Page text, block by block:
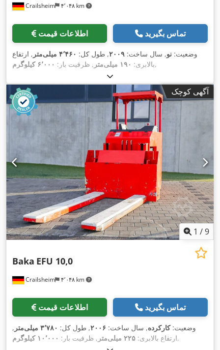
Crailsheim ۴٬۰۴۸ km
اطلاعات قیمت تماس بگیرید
وضعیت: نو, سال ساخت: ۲۰۰۹, طول کل: ۴٬۴۶۰ میلی‌متر
, ارتفاع
بالابری: ۱۹۰ میلی‌متر , ظرفیت بار: ۶٬۰۰۰ کیلوگرم ,
آگهی کوچک
1 /9
Crailsheim ۴٬۰۴۸ km
Baka EFU 10,0
اطلاعات قیمت تماس بگیرید
وضعیت:کارکرده, سال ساخت: ۲۰۰۶, طول کل: ۳٬۷۸۰ میلی‌متر
,
ارتفاع بالابری: ۲۲۵ میلی‌متر , ظرفیت بار: ۱۰٬۰۰۰ کیلوگرم ,